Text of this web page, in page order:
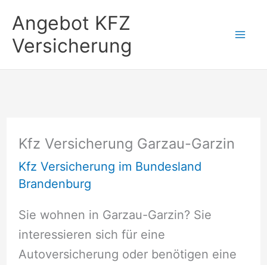
Inhalt
springen
Angebot KFZ
Versicherung
Kfz Versicherung Garzau-Garzin
Kfz Versicherung im Bundesland
Brandenburg
Sie wohnen in Garzau-Garzin? Sie
interessieren sich für eine
Autoversicherung oder benötigen eine